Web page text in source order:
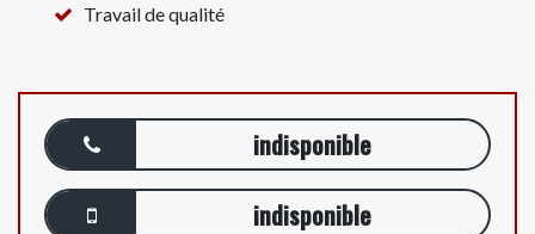
Travail de qualité
indisponible
indisponible